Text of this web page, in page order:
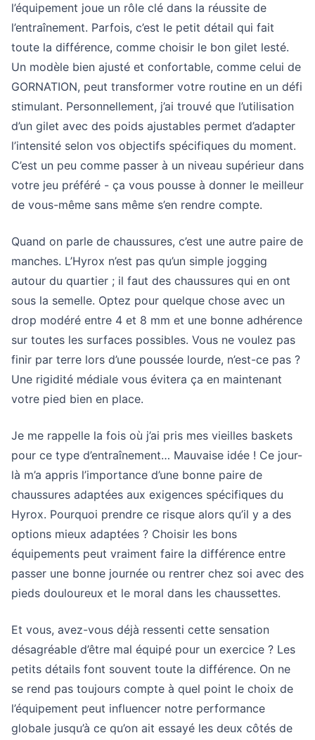
l’équipement joue un rôle clé dans la réussite de
l’entraînement. Parfois, c’est le petit détail qui fait
toute la différence, comme choisir le bon gilet lesté.
Un modèle bien ajusté et confortable, comme celui de
GORNATION, peut transformer votre routine en un défi
stimulant. Personnellement, j’ai trouvé que l’utilisation
d’un gilet avec des poids ajustables permet d’adapter
l’intensité selon vos objectifs spécifiques du moment.
C’est un peu comme passer à un niveau supérieur dans
votre jeu préféré - ça vous pousse à donner le meilleur
de vous-même sans même s’en rendre compte.
Quand on parle de chaussures, c’est une autre paire de
manches. L’Hyrox n’est pas qu’un simple jogging
autour du quartier ; il faut des chaussures qui en ont
sous la semelle. Optez pour quelque chose avec un
drop modéré entre 4 et 8 mm et une bonne adhérence
sur toutes les surfaces possibles. Vous ne voulez pas
finir par terre lors d’une poussée lourde, n’est-ce pas ?
Une rigidité médiale vous évitera ça en maintenant
votre pied bien en place.
Je me rappelle la fois où j’ai pris mes vieilles baskets
pour ce type d’entraînement… Mauvaise idée ! Ce jour-
là m’a appris l’importance d’une bonne paire de
chaussures adaptées aux exigences spécifiques du
Hyrox. Pourquoi prendre ce risque alors qu’il y a des
options mieux adaptées ? Choisir les bons
équipements peut vraiment faire la différence entre
passer une bonne journée ou rentrer chez soi avec des
pieds douloureux et le moral dans les chaussettes.
Et vous, avez-vous déjà ressenti cette sensation
désagréable d’être mal équipé pour un exercice ? Les
petits détails font souvent toute la différence. On ne
se rend pas toujours compte à quel point le choix de
l’équipement peut influencer notre performance
globale jusqu’à ce qu’on ait essayé les deux côtés de